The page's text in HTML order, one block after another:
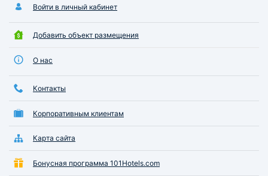
Войти в личный кабинет
Добавить объект размещения
О нас
Контакты
Корпоративным клиентам
Карта сайта
Бонусная программа 101Hotels.com